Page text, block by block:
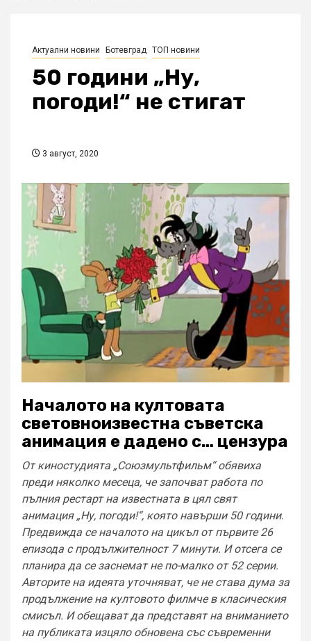
Актуални новини Ботевград ТОП новини
50 години „Ну,
погоди!“ не стигат
3 август, 2020
Началото на култовата
световноизвестна съветска
анимация е дадено с… цензура
От киностудията „Союзмультфильм“ обявиха
преди няколко месеца, че започват работа по
пълния рестарт на известната в цял свят
анимация „Ну, погоди!“, която навърши 50 години.
Предвижда се началото на цикъл от първите 26
епизода с продължителност 7 минути. И отсега се
планира да се заснемат не по-малко от 52 серии.
Авторите на идеята уточняват, че не става дума за
продължение на култовото филмче в класическия
смисъл. И обещават да представят на вниманието
на публиката изцяло обновена със съвременни